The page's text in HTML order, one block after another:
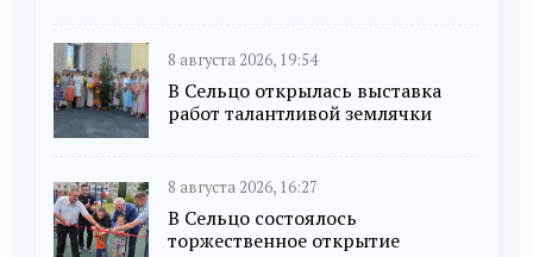
8 августа 2026, 19:54
В Сельцо открылась выставка
работ талантливой землячки
8 августа 2026, 16:27
В Сельцо состоялось
торжественное открытие